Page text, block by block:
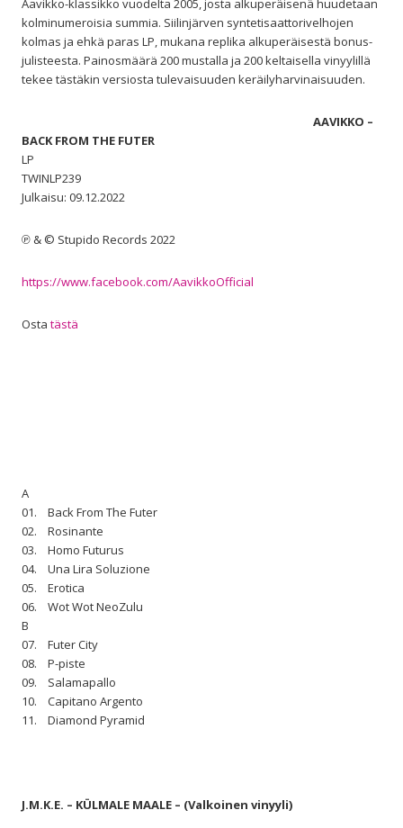
Aavikko-klassikko vuodelta 2005, josta alkuperäisenä huudetaan
kolminumeroisia summia. Siilinjärven syntetisaattorivelhojen
kolmas ja ehkä paras LP, mukana replika alkuperäisestä bonus-
julisteesta. Painosmäärä 200 mustalla ja 200 keltaisella vinyylillä
tekee tästäkin versiosta tulevaisuuden keräilyharvinaisuuden.
AAVIKKO –
BACK FROM THE FUTER
LP
TWINLP239
Julkaisu: 09.12.2022
℗ & © Stupido Records 2022
https://www.facebook.com/AavikkoOfficial
Osta tästä
A
01. Back From The Futer
02. Rosinante
03. Homo Futurus
04. Una Lira Soluzione
05. Erotica
06. Wot Wot NeoZulu
B
07. Futer City
08. P-piste
09. Salamapallo
10. Capitano Argento
11. Diamond Pyramid
J.M.K.E. – KÜLMALE MAALE – (Valkoinen vinyyli)